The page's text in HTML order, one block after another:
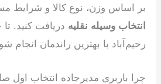
بر اساس وزن، نوع کالا و شرایط
انتخاب وسیله نقلیه دریافت کنید.
رحیم‌آباد با بهترین راندمان انجام
چرا باربری مدیرجاده انتخاب اول